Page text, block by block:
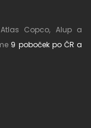
Copco, Alup a
9 poboček po ČR a